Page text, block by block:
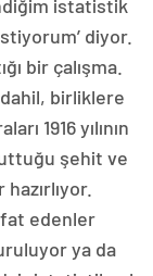
istatistik
diyor.
bir çalışma.
dahil, birliklere
1916 yılının
şehit ve
edenler
ya da